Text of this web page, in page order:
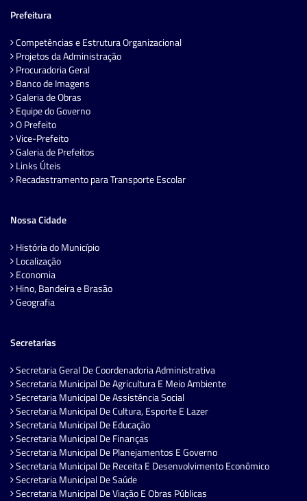
Prefeitura
Competências e Estrutura Organizacional
Projetos da Administração
Procuradoria Geral
Banco de Imagens
Galeria de Obras
Equipe do Governo
O Prefeito
Vice-Prefeito
Galeria de Prefeitos
Links Úteis
Recadastramento para Transporte Escolar
Nossa Cidade
História do Município
Localização
Economia
Hino, Bandeira e Brasão
Geografia
Secretarias
Secretaria Geral De Coordenadoria Administrativa
Secretaria Municipal De Agricultura E Meio Ambiente
Secretaria Municipal De Assistência Social
Secretaria Municipal De Cultura, Esporte E Lazer
Secretaria Municipal De Educação
Secretaria Municipal De Finanças
Secretaria Municipal De Planejamentos E Governo
Secretaria Municipal De Receita E Desenvolvimento Econômico
Secretaria Municipal De Saúde
Secretaria Municipal De Viação E Obras Públicas